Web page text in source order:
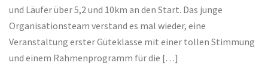
und Läufer über 5,2 und 10km an den Start. Das junge
Organisationsteam verstand es mal wieder, eine
Veranstaltung erster Güteklasse mit einer tollen Stimmung
und einem Rahmenprogramm für die […]